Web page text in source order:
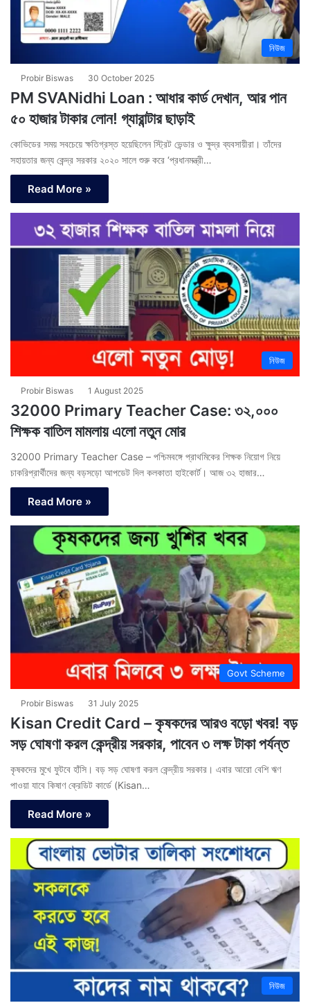
নিউজ
Probir Biswas 30 October 2025
PM SVANidhi Loan : আধার কার্ড দেখান, আর পান
৫০ হাজার টাকার লোন! গ্যারান্টার ছাড়াই
কোভিডের সময় সবচেয়ে ক্ষতিগ্রস্ত হয়েছিলেন স্ট্রিট ভেন্ডার ও ক্ষুদ্র ব্যবসায়ীরা। তাঁদের
সহায়তার জন্য কেন্দ্র সরকার ২০২০ সালে শুরু করে ‘প্রধানমন্ত্রী…
Read More »
নিউজ
Probir Biswas 1 August 2025
32000 Primary Teacher Case: ৩২,০০০
শিক্ষক বাতিল মামলায় এলো নতুন মোর
32000 Primary Teacher Case – পশ্চিমবঙ্গে প্রাথমিকের শিক্ষক নিয়োগ নিয়ে
চাকরিপ্রার্থীদের জন্য বড়সড়ো আপডেট দিল কলকাতা হাইকোর্ট। আজ ৩২ হাজার…
Read More »
Govt Scheme
Probir Biswas 31 July 2025
Kisan Credit Card – কৃষকদের আরও বড়ো খবর! বড়
সড় ঘোষণা করল কেন্দ্রীয় সরকার, পাবেন ৩ লক্ষ টাকা পর্যন্ত
কৃষকদের মুখে ফুটবে হাঁসি। বড় সড় ঘোষণা করল কেন্দ্রীয় সরকার। এবার আরো বেশি ঋণ
পাওয়া যাবে কিষাণ ক্রেডিট কার্ডে (Kisan…
Read More »
নিউজ